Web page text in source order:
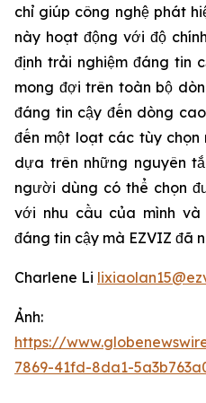
chỉ giúp công nghệ phát
này hoạt động với độ
định trải nghiệm đáng tin
mong đợi trên toàn bộ
đáng tin cậy đến dòng
đến một loạt các tùy
dựa trên những nguyên
người dùng có thể chọn
với nhu cầu của mình
đáng tin cậy mà EZVIZ đã
Charlene Li
Ảnh:
https://
7869-41fd-8da1-